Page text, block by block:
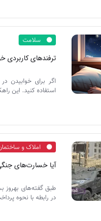
سلامت
ترفندهای کاربردی
اگر برای خوابیدن
استفاده کنید. این
املاک و
آیا خسارت‌های
طبق گفته‌های بهروز
در رابطه با نحوه